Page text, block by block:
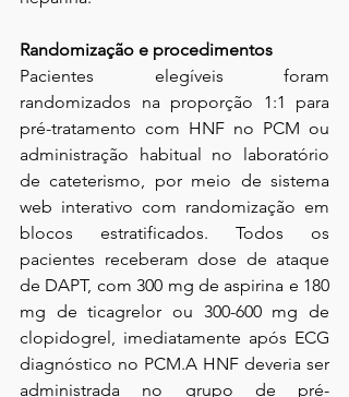
Randomização e procedimentos
Pacientes elegíveis foram
randomizados na proporção 1:1 para
pré-tratamento com HNF no PCM ou
administração habitual no laboratório
de cateterismo, por meio de sistema
web interativo com randomização em
blocos estratificados. Todos os
pacientes receberam dose de ataque
de DAPT, com 300 mg de aspirina e 180
mg de ticagrelor ou 300-600 mg de
clopidogrel, imediatamente após ECG
diagnóstico no PCM.A HNF deveria ser
administrada no grupo de pré-